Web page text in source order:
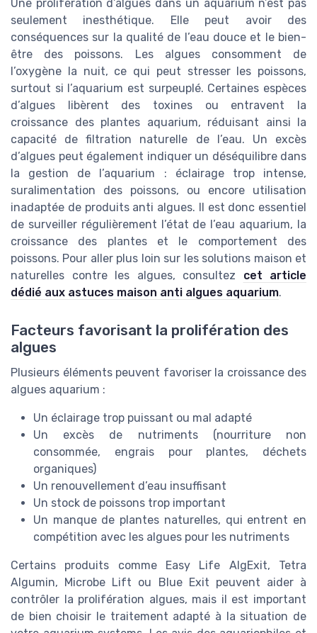
Une prolifération d’algues dans un aquarium n’est pas
seulement inesthétique. Elle peut avoir des
conséquences sur la qualité de l’eau douce et le bien-
être des poissons. Les algues consomment de
l’oxygène la nuit, ce qui peut stresser les poissons,
surtout si l’aquarium est surpeuplé. Certaines espèces
d’algues libèrent des toxines ou entravent la
croissance des plantes aquarium, réduisant ainsi la
capacité de filtration naturelle de l’eau. Un excès
d’algues peut également indiquer un déséquilibre dans
la gestion de l’aquarium : éclairage trop intense,
suralimentation des poissons, ou encore utilisation
inadaptée de produits anti algues. Il est donc essentiel
de surveiller régulièrement l’état de l’eau aquarium, la
croissance des plantes et le comportement des
poissons. Pour aller plus loin sur les solutions maison et
naturelles contre les algues, consultez cet article
dédié aux astuces maison anti algues aquarium.
Facteurs favorisant la prolifération des
algues
Plusieurs éléments peuvent favoriser la croissance des
algues aquarium :
Un éclairage trop puissant ou mal adapté
Un excès de nutriments (nourriture non
consommée, engrais pour plantes, déchets
organiques)
Un renouvellement d’eau insuffisant
Un stock de poissons trop important
Un manque de plantes naturelles, qui entrent en
compétition avec les algues pour les nutriments
Certains produits comme Easy Life AlgExit, Tetra
Algumin, Microbe Lift ou Blue Exit peuvent aider à
contrôler la prolifération algues, mais il est important
de bien choisir le traitement adapté à la situation de